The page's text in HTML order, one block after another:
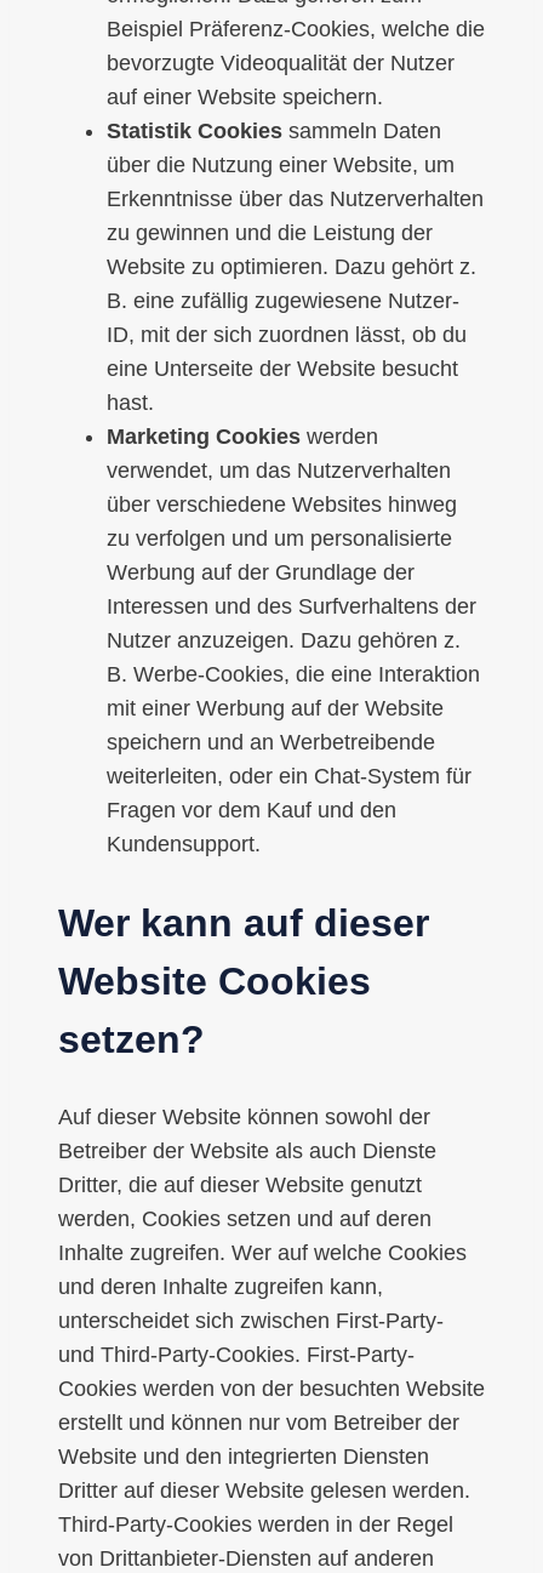
Beispiel Präferenz-Cookies, welche die
bevorzugte Videoqualität der Nutzer
auf einer Website speichern.
Statistik Cookies sammeln Daten
über die Nutzung einer Website, um
Erkenntnisse über das Nutzerverhalten
zu gewinnen und die Leistung der
Website zu optimieren. Dazu gehört z.
B. eine zufällig zugewiesene Nutzer-
ID, mit der sich zuordnen lässt, ob du
eine Unterseite der Website besucht
hast.
Marketing Cookies werden
verwendet, um das Nutzerverhalten
über verschiedene Websites hinweg
zu verfolgen und um personalisierte
Werbung auf der Grundlage der
Interessen und des Surfverhaltens der
Nutzer anzuzeigen. Dazu gehören z.
B. Werbe-Cookies, die eine Interaktion
mit einer Werbung auf der Website
speichern und an Werbetreibende
weiterleiten, oder ein Chat-System für
Fragen vor dem Kauf und den
Kundensupport.
Wer kann auf dieser
Website Cookies
setzen?
Auf dieser Website können sowohl der
Betreiber der Website als auch Dienste
Dritter, die auf dieser Website genutzt
werden, Cookies setzen und auf deren
Inhalte zugreifen. Wer auf welche Cookies
und deren Inhalte zugreifen kann,
unterscheidet sich zwischen First-Party-
und Third-Party-Cookies. First-Party-
Cookies werden von der besuchten Website
erstellt und können nur vom Betreiber der
Website und den integrierten Diensten
Dritter auf dieser Website gelesen werden.
Third-Party-Cookies werden in der Regel
von Drittanbieter-Diensten auf anderen